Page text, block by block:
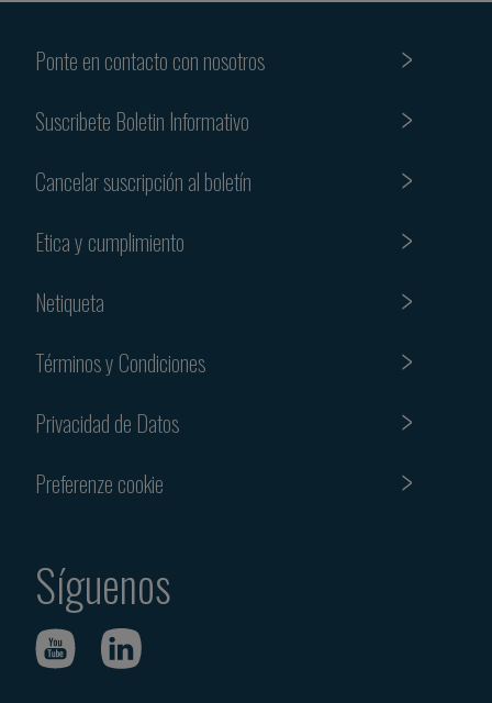
Ponte en contacto con nosotros
Suscribete Boletin Informativo
Cancelar suscripción al boletín
Etica y cumplimiento
Netiqueta
Términos y Condiciones
Privacidad de Datos
Preferenze cookie
Síguenos